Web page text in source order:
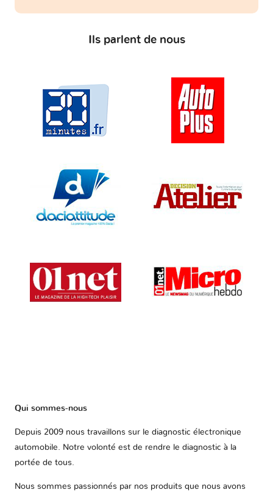
Ils parlent de nous
Qui sommes-nous
Depuis 2009 nous travaillons sur le diagnostic électronique
automobile. Notre volonté est de rendre le diagnostic à la
portée de tous.
Nous sommes passionnés par nos produits que nous avons